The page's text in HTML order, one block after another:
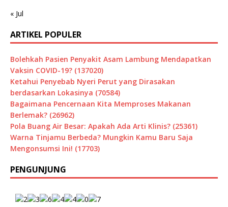
« Jul
ARTIKEL POPULER
Bolehkah Pasien Penyakit Asam Lambung Mendapatkan
Vaksin COVID-19? (137020)
Ketahui Penyebab Nyeri Perut yang Dirasakan
berdasarkan Lokasinya (70584)
Bagaimana Pencernaan Kita Memproses Makanan
Berlemak? (26962)
Pola Buang Air Besar: Apakah Ada Arti Klinis? (25361)
Warna Tinjamu Berbeda? Mungkin Kamu Baru Saja
Mengonsumsi Ini! (17703)
PENGUNJUNG